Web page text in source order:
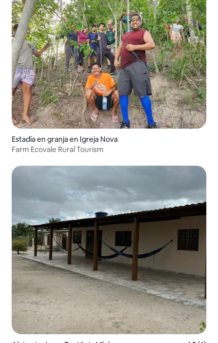
Estadía en granja en Igreja Nova
Farm Ecovale Rural Tourism